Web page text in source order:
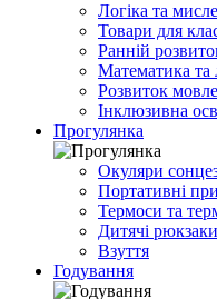
Логіка та
Товари для
Ранній
Математика та
Розвиток
Інклюзивна
Прогулянка
Окуляри
Портативні
Термоси та
Дитячі
Взуття
Годування